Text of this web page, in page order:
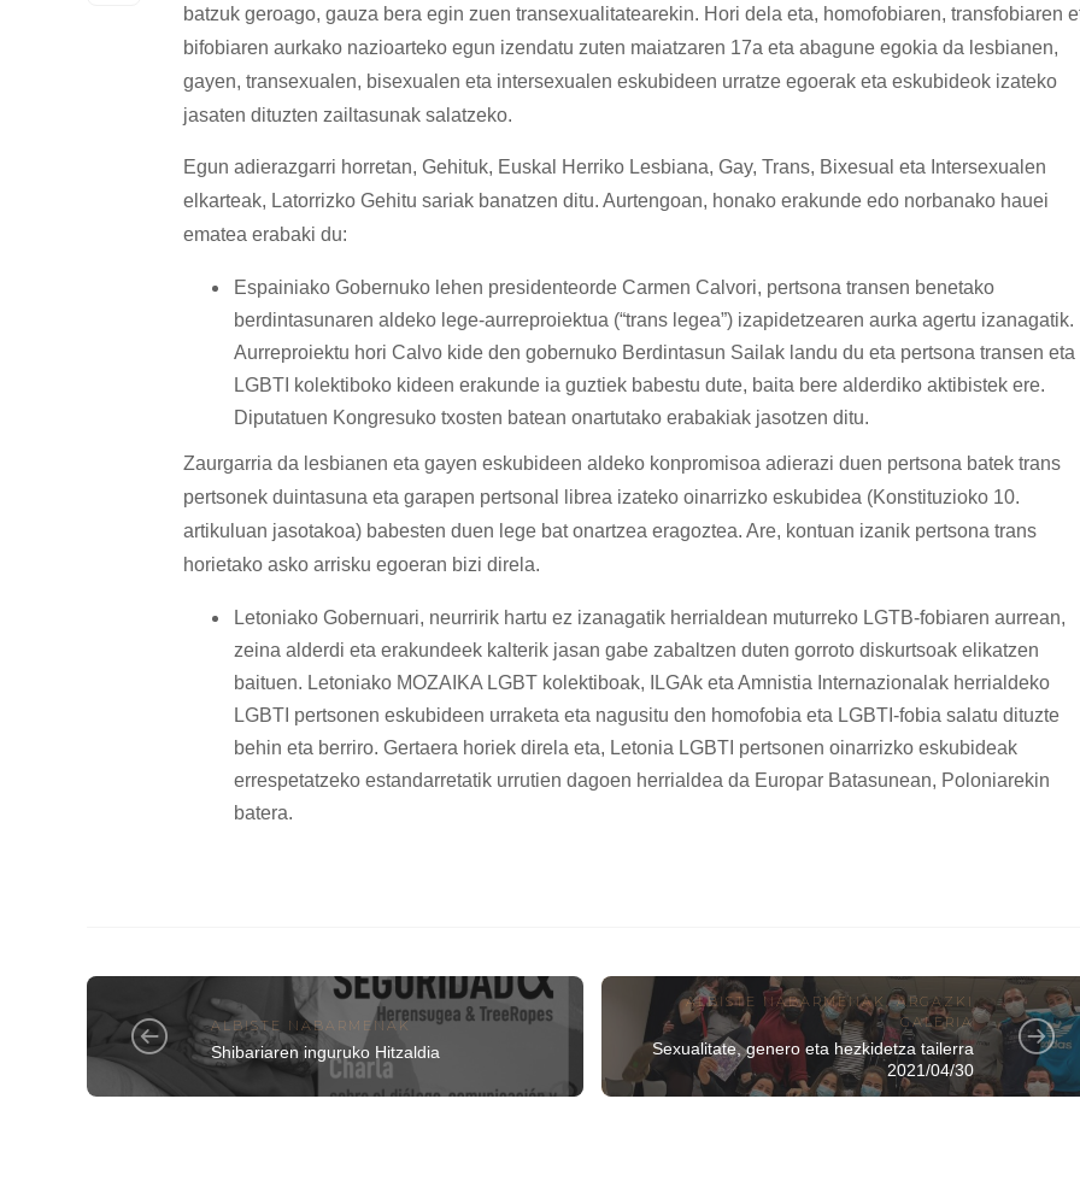
batzuk geroago, gauza bera egin zuen transexualitatearekin. Hori dela eta, homofobiaren, transfobiaren
bifobiaren aurkako nazioarteko egun izendatu zuten maiatzaren 17a eta abagune egokia da lesbianen,
gayen, transexualen, bisexualen eta intersexualen eskubideen urratze egoerak eta eskubideok izateko
jasaten dituzten zailtasunak salatzeko.
Egun adierazgarri horretan, Gehituk, Euskal Herriko Lesbiana, Gay, Trans, Bixesual eta Intersexualen
elkarteak, Latorrizko Gehitu sariak banatzen ditu. Aurtengoan, honako erakunde edo norbanako hauei
ematea erabaki du:
Espainiako Gobernuko lehen presidenteorde Carmen Calvori, pertsona transen benetako
berdintasunaren aldeko lege-aurreproiektua (“trans legea”) izapidetzearen aurka agertu izanagatik.
Aurreproiektu hori Calvo kide den gobernuko Berdintasun Sailak landu du eta pertsona transen eta
LGBTI kolektiboko kideen erakunde ia guztiek babestu dute, baita bere alderdiko aktibistek ere.
Diputatuen Kongresuko txosten batean onartutako erabakiak jasotzen ditu.
Zaurgarria da lesbianen eta gayen eskubideen aldeko konpromisoa adierazi duen pertsona batek trans
pertsonek duintasuna eta garapen pertsonal librea izateko oinarrizko eskubidea (Konstituzioko 10.
artikuluan jasotakoa) babesten duen lege bat onartzea eragoztea. Are, kontuan izanik pertsona trans
horietako asko arrisku egoeran bizi direla.
Letoniako Gobernuari, neurririk hartu ez izanagatik herrialdean muturreko LGTB-fobiaren aurrean,
zeina alderdi eta erakundeek kalterik jasan gabe zabaltzen duten gorroto diskurtsoak elikatzen
baituen. Letoniako MOZAIKA LGBT kolektiboak, ILGAk eta Amnistia Internazionalak herrialdeko
LGBTI pertsonen eskubideen urraketa eta nagusitu den homofobia eta LGBTI-fobia salatu dituzte
behin eta berriro. Gertaera horiek direla eta, Letonia LGBTI pertsonen oinarrizko eskubideak
errespetatzeko estandarretatik urrutien dagoen herrialdea da Europar Batasunean, Poloniarekin
batera.
ALBISTE NABARMENAK
Shibariaren inguruko Hitzaldia
ALBISTE NABARMENAK,ARGAZKI
GALERIA
Sexualitate, genero eta hezkidetza tailerra
2021/04/30